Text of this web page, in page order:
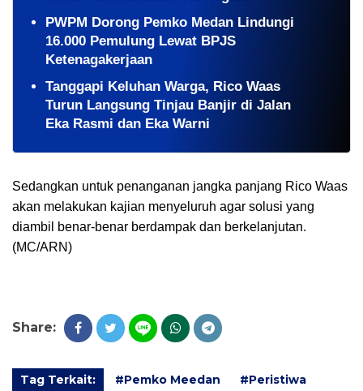
PWPM Dorong Pemko Medan Lindungi
16.000 Pemulung Lewat BPJS
Ketenagakerjaan
Tanggapi Keluhan Warga, Rico Waas
Turun Langsung Tinjau Banjir di Jalan
Eka Rasmi dan Eka Warni
Sedangkan untuk penanganan jangka panjang Rico Waas
akan melakukan kajian menyeluruh agar solusi yang
diambil benar-benar berdampak dan berkelanjutan.
(MC/ARN)
Share:
Tag Terkait: #Pemko Meedan #Peristiwa